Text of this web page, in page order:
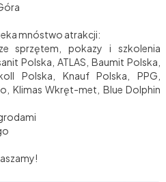
mnóstwo atrakcji:
sprzętem, pokazy i szkolenia
Polska, ATLAS, Baumit Polska,
Polska, Knauf Polska, PPG,
Klimas Wkręt-met, Blue Dolphin